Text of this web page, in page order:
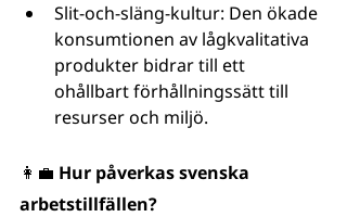
Slit-och-släng-kultur: Den ökade
konsumtionen av lågkvalitativa
produkter bidrar till ett
ohållbart förhållningssätt till
resurser och miljö.
👩‍💼 Hur påverkas svenska
arbetstillfällen?